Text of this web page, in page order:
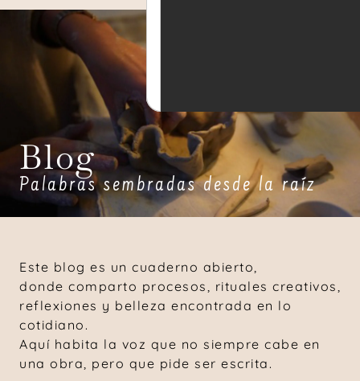
Blog
Palabras sembradas desde la raíz
Este blog es un cuaderno abierto,
donde comparto procesos, rituales creativos,
reflexiones y belleza encontrada en lo
cotidiano.
Aquí habita la voz que no siempre cabe en
una obra, pero que pide ser escrita.